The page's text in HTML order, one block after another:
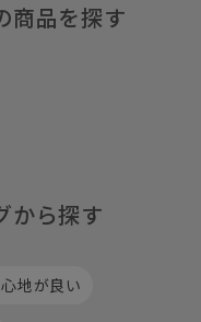
商品を探す
から探す
地が良い